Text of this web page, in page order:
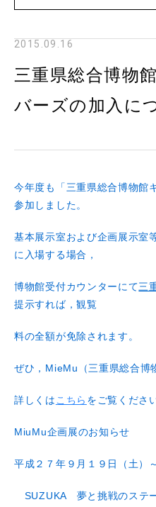
2015.09.16
三重県総合博物
バーズの加入に
今年度も「三重県総合博物館
参加しました。
基本展示室および企画展示室
に入場する場合，
博物館受付カウンターにて三
提示すれば，観覧
料の全額が免除されます。
ぜひ，MieMu（三重県総合博
詳しくは こちら をご覧くださ
MiuMu企画展のお知らせ
平成２７年９月１９日（土）
SUZUKA 夢と挑戦のステ